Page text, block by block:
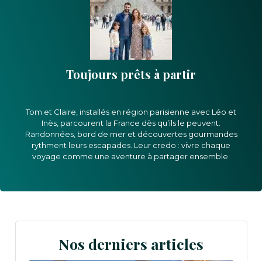
Toujours prêts à partir
Tom et Claire, installés en région parisienne avec Léo et
Inès, parcourent la France dès qu’ils le peuvent.
Randonnées, bord de mer et découvertes gourmandes
rythment leurs escapades. Leur credo : vivre chaque
voyage comme une aventure à partager ensemble.
Nos derniers articles